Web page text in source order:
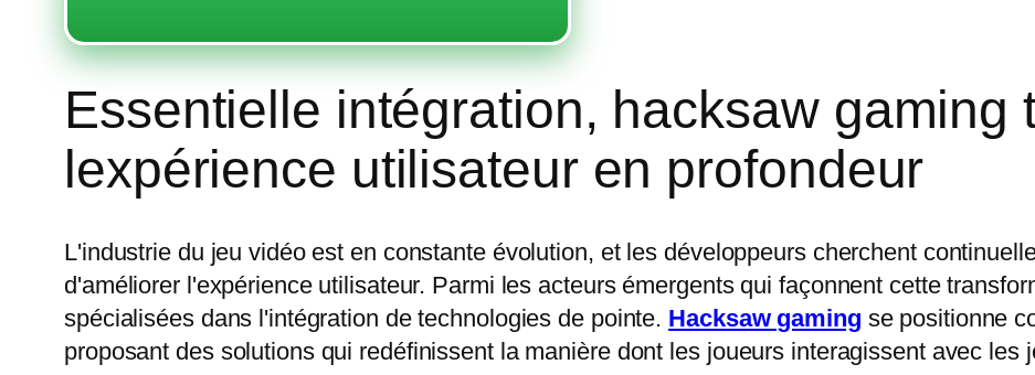
Essentielle intégration, hacksaw gaming
lexpérience utilisateur en profondeur
L'industrie du jeu vidéo est en constante évolution, et les développeurs cherchent
d'améliorer l'expérience utilisateur. Parmi les acteurs émergents qui façonnent cette
spécialisées dans l'intégration de technologies de pointe. Hacksaw gaming se positionne
proposant des solutions qui redéfinissent la manière dont les joueurs interagissent avec les